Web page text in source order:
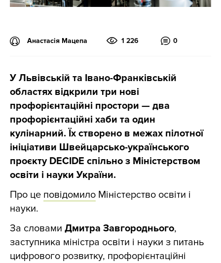
Анастасія Мацепа 1 226 0
У Львівській та Івано-Франківській
областях відкрили три нові
профорієнтаційні простори — два
профорієнтаційні хаби та один
кулінарний. Їх створено в межах пілотної
ініціативи Швейцарсько-українського
проєкту DECIDE спільно з Міністерством
освіти і науки України.
Про це повідомило Міністерство освіти і
науки.
За словами Дмитра Завгороднього,
заступника міністра освіти і науки з питань
цифрового розвитку, профорієнтаційні